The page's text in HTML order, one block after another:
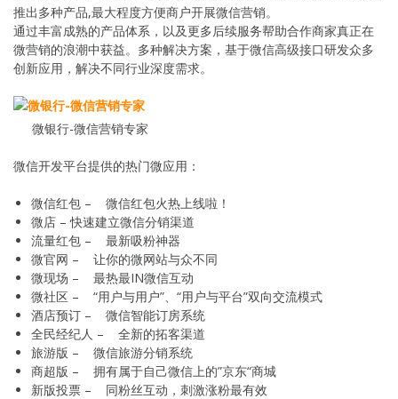
推出多种产品,最大程度方便商户开展微信营销。
通过丰富成熟的产品体系，以及更多后续服务帮助合作商家真正在
微营销的浪潮中获益。多种解决方案，基于微信高级接口研发众多
创新应用，解决不同行业深度需求。
微银行-微信营销专家
微信开发平台提供的热门微应用：
微信红包 – 微信红包火热上线啦！
微店 – 快速建立微信分销渠道
流量红包 – 最新吸粉神器
微官网 – 让你的微网站与众不同
微现场 – 最热最IN微信互动
微社区 – “用户与用户”、“用户与平台”双向交流模式
酒店预订 – 微信智能订房系统
全民经纪人 – 全新的拓客渠道
旅游版 – 微信旅游分销系统
商超版 – 拥有属于自己微信上的”京东“商城
新版投票 – 同粉丝互动，刺激涨粉最有效